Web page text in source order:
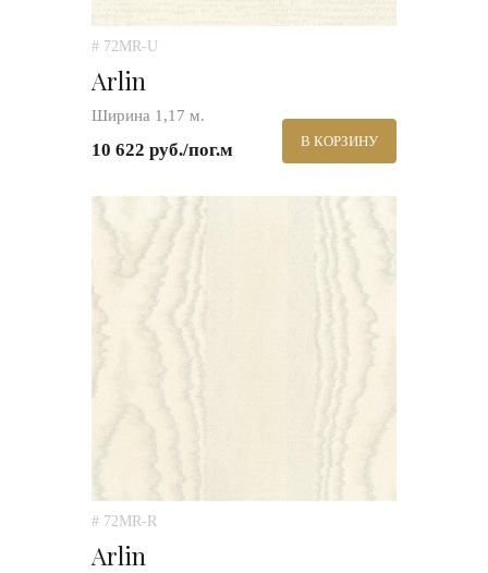
# 72MR-U
Arlin
Ширина 1,17 м.
10 622 руб./пог.м В КОРЗИНУ
# 72MR-R
Arlin